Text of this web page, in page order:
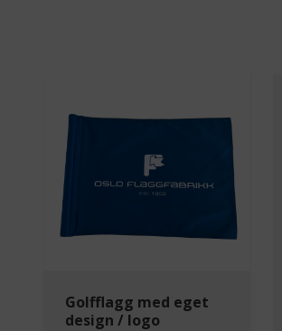
Golfflagg med eget
design / logo